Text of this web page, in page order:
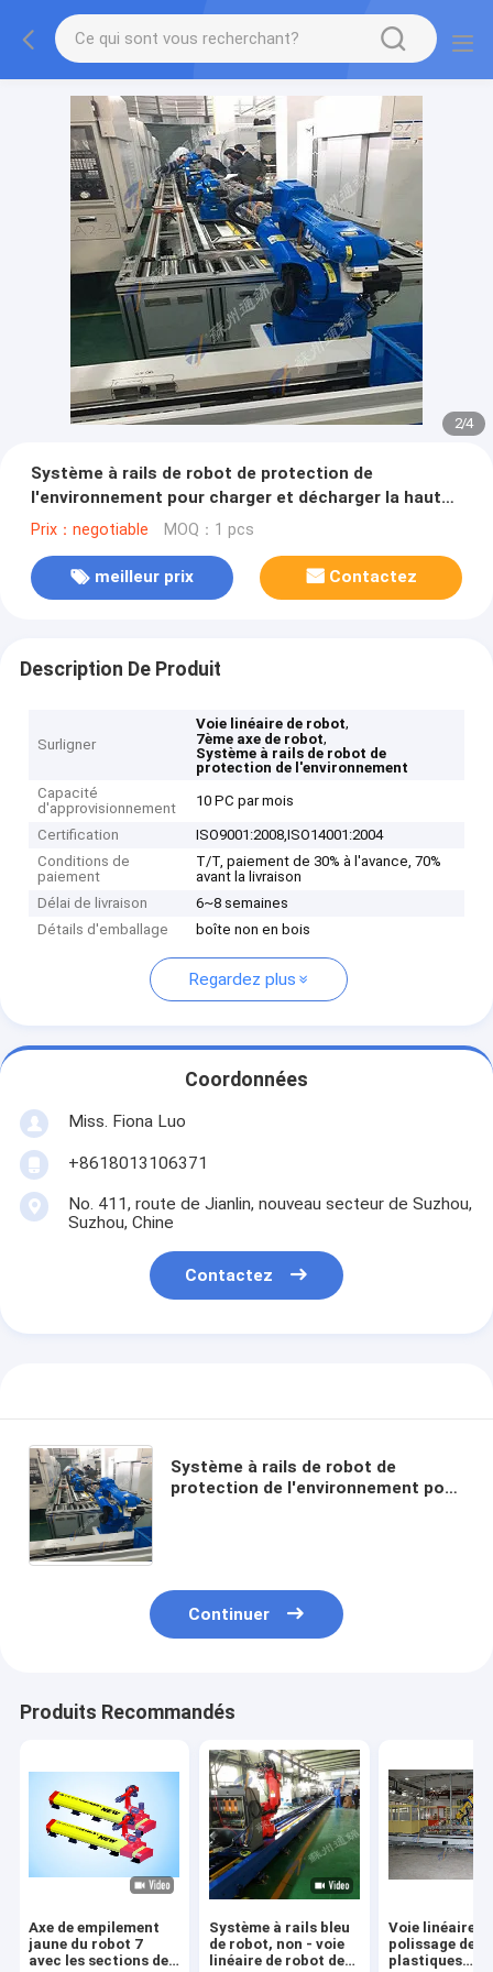
2/4
Système à rails de robot de protection de
l'environnement pour charger et décharger la haute
précision
Prix：negotiable MOQ：1 pcs
meilleur prix Contactez
Description De Produit
Surligner
Voie linéaire de robot,
7ème axe de robot,
Système à rails de robot de
protection de l'environnement
Capacité
d'approvisionnement
10 PC par mois
Certification
ISO9001:2008,ISO14001:2004
Conditions de
paiement
T/T, paiement de 30% à l'avance, 70%
avant la livraison
Délai de livraison
6~8 semaines
Détails d'emballage
boîte non en bois
Regardez plus
Coordonnées
Miss. Fiona Luo
+8618013106371
No. 411, route de Jianlin, nouveau secteur de Suzhou,
Suzhou, Chine
Contactez
Système à rails de robot de
protection de l'environnement pour
Continuer
Produits Recommandés
Axe de empilement
jaune du robot 7
avec les sections de
Système à rails bleu
de robot, non - voie
linéaire de robot de
Voie linéaire
polissage de
plastiques